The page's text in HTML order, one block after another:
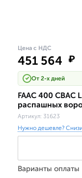
Цена с НДС
451 564 ₽
От 2-х дней
FAAC 400 CBAC
распашных
Артикул: 31623
Нужно дешевле?
Варианты оплаты